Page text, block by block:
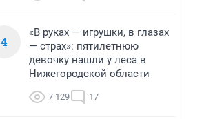
4
«В руках — игрушки, в глазах
— страх»: пятилетнюю
девочку нашли у леса в
Нижегородской области
7 129 17